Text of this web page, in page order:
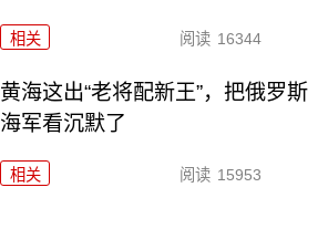
相关 阅读 16344
黄海这出“老将配新王”，把俄罗斯
海军看沉默了
相关 阅读 15953